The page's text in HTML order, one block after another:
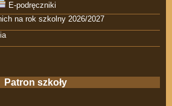
E-podręczniki
na rok szkolny 2026/2027
Patron szkoły